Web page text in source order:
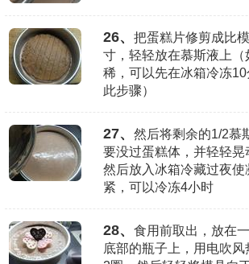
26、
把蛋糕片修剪成比
寸，轻轻放在慕斯液上（
稀，可以先在冰箱冷冻
此步骤）
27、
然后将剩余的1/2慕
要没过蛋糕体，并轻轻晃
然后放入冰箱冷藏过夜使
紧，可以冷冻4小时
28、
食用前取出，放在
底部的瓶子上，用电吹